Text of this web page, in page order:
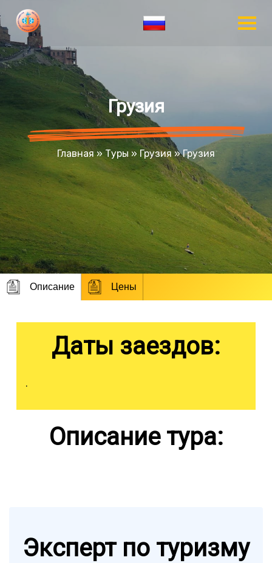
Грузия
Главная»Туры» Грузия»Грузия
Описание Цены
Даты заездов:
.
Описание тура:
Эксперт по туризму